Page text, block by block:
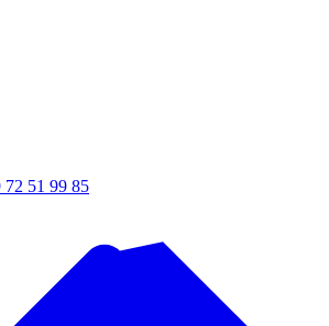
72 51 99 85